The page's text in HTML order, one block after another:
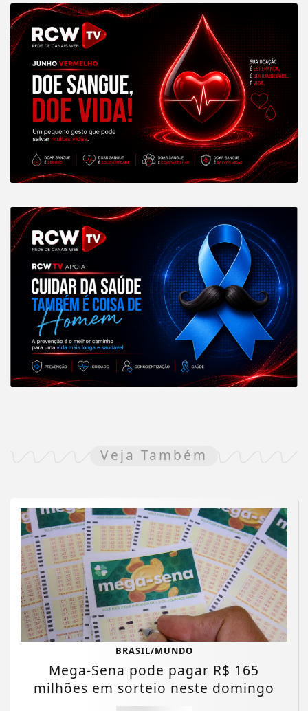
Veja Também
BRASIL/MUNDO
Mega-Sena pode pagar R$ 165
milhões em sorteio neste domingo